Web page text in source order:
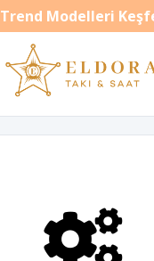
Trend Modelleri